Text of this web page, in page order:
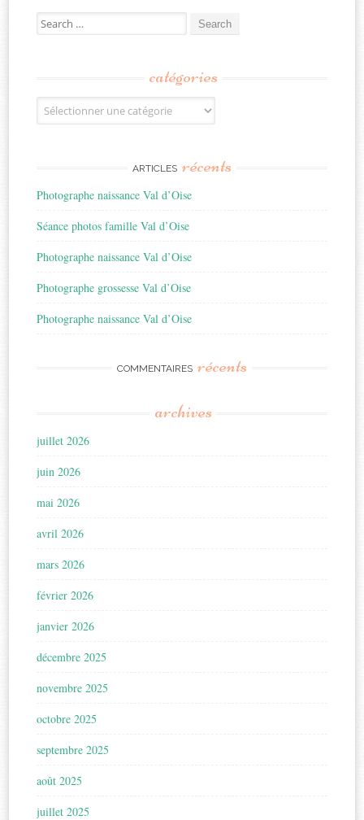
Search
for:
catégories
Catégories
ARTICLES récents
Photographe naissance Val d’Oise
Séance photos famille Val d’Oise
Photographe naissance Val d’Oise
Photographe grossesse Val d’Oise
Photographe naissance Val d’Oise
COMMENTAIRES récents
archives
juillet 2026
juin 2026
mai 2026
avril 2026
mars 2026
février 2026
janvier 2026
décembre 2025
novembre 2025
octobre 2025
septembre 2025
août 2025
juillet 2025